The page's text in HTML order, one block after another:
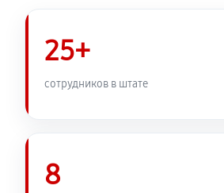
25+
сотрудников в штате
8